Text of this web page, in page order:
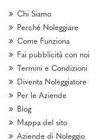
Chi Siamo
Perché Noleggiare
Come Funziona
Fai pubblicità con noi
Termini e Condizioni
Diventa Noleggiatore
Per le Aziende
Blog
Mappa del sito
Aziende di Noleggio